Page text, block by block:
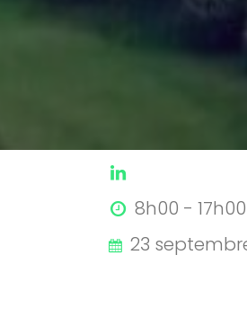
8h00 - 17h00